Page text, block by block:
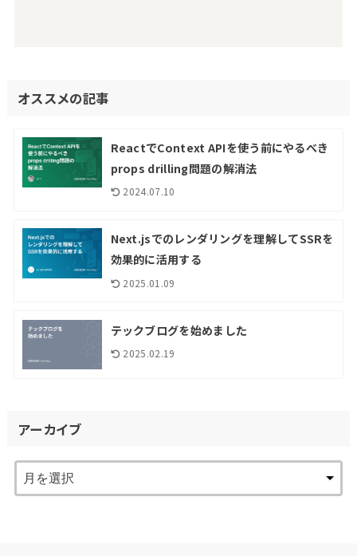
オススメの記事
ReactでContext APIを使う前にやるべき
props drilling問題の解消法
2024.07.10
Next.jsでのレンダリングを理解してSSRを
効果的に活用する
2025.01.09
テックブログを始めました
2025.02.19
アーカイブ